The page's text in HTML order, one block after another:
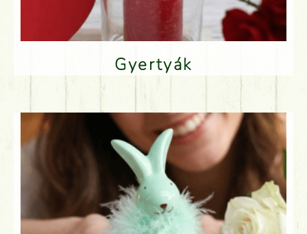
Gyertyák